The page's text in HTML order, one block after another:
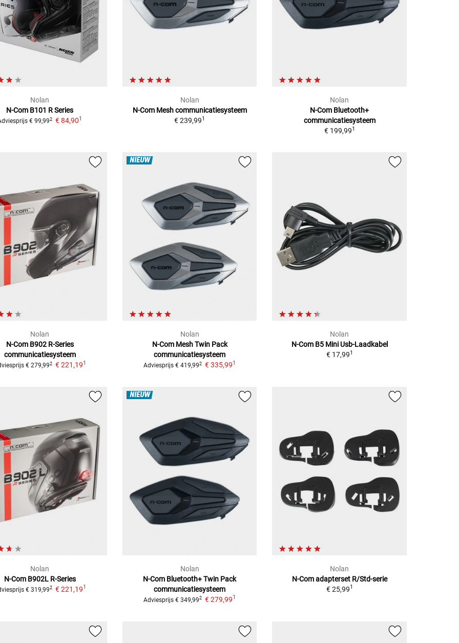
Nolan
N-Com B101 R Series
€ 99,992 € 84,901
Nolan
N-Com Mesh communicatiesysteem
€ 239,991
Nolan
N-Com Bluetooth+
communicatiesysteem
€ 199,991
Nolan
N-Com B902 R-Series
communicatiesysteem
€ 279,992 € 221,191
NIEUW
Nolan
N-Com Mesh Twin Pack
communicatiesysteem
Adviesprijs € 419,992 € 335,991
Nolan
N-Com B5 Mini Usb-Laadkabel
€ 17,991
Nolan
N-Com B902L R-Series
€ 319,992 € 221,191
NIEUW
Nolan
N-Com Bluetooth+ Twin Pack
communicatiesysteem
Adviesprijs € 349,992 € 279,991
Nolan
N-Com adapterset R/Std-serie
€ 25,991